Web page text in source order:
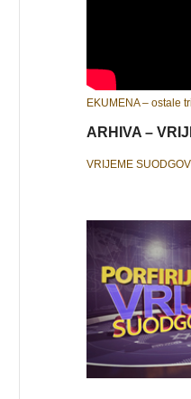
EKUMENA – ostale
ARHIVA –
VRIJEME